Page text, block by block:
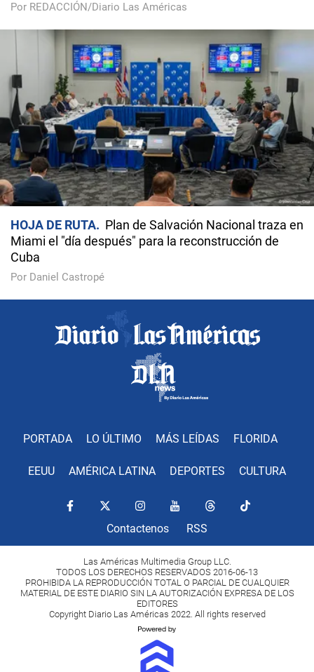
Por REDACCIÓN/Diario Las Américas
HOJA DE RUTA
Plan de Salvación Nacional traza en
Miami el "día después" para la reconstrucción de
Cuba
Por Daniel Castropé
PORTADA LO ÚLTIMO MÁS LEÍDAS FLORIDA
EEUU AMÉRICA LATINA DEPORTES CULTURA
Contactenos RSS
Las Américas Multimedia Group LLC.
TODOS LOS DERECHOS RESERVADOS 2016-06-13
PROHIBIDA LA REPRODUCCIÓN TOTAL O PARCIAL DE CUALQUIER
MATERIAL DE ESTE DIARIO SIN LA AUTORIZACIÓN EXPRESA DE LOS
EDITORES
Copyright Diario Las Américas 2022. All rights reserved